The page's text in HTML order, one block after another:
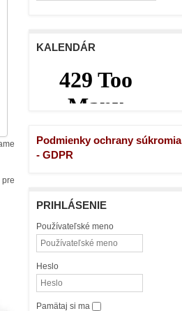
KALENDÁR
Podmienky ochrany súkromia
- GDPR
PRIHLÁSENIE
Používateľské meno
Heslo
Pamätaj si ma